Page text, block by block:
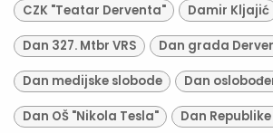
CZK "Teatar Derventa" Damir Kljajić
Dan 327. Mtbr VRS Dan grada
Dan medijske slobode Dan
Dan OŠ "Nikola Tesla" Dan